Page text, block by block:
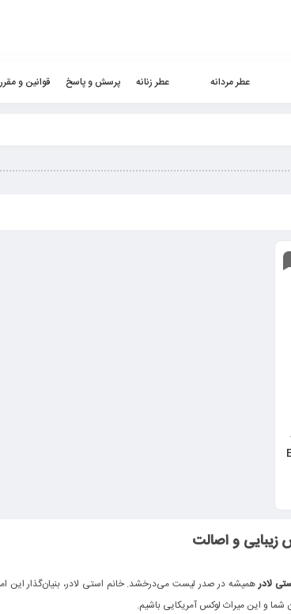
عطر مردانه عطر زنانه پرسش و پاسخ قوانین و
لادر همیشه در صدر لیست می‌درخشد. خانم استی لادر، بنیان‌گذار این
شما و این میراث لوکس آمریکایی باشیم.